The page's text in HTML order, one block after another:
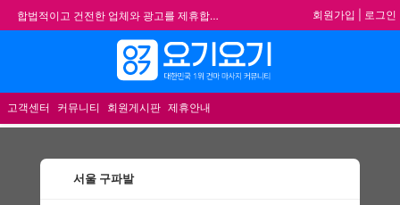
합법적이고 건전한 업체와 광고를 제휴합니다.
★요기요기 설 연휴 휴무 안내★
★ 요기요기 업체회원 안내사항 ★
불건전한 게시글은 삭제 및 회원탈퇴 됩니다.
회원가입 로그인
고객센터 커뮤니티 회원게시판 제휴안내
서울 구파발